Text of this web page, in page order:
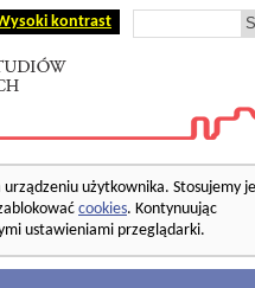
kontrast
użytkownika. Stosujemy je
cookies. Kontynuując
ustawieniami przeglądarki.